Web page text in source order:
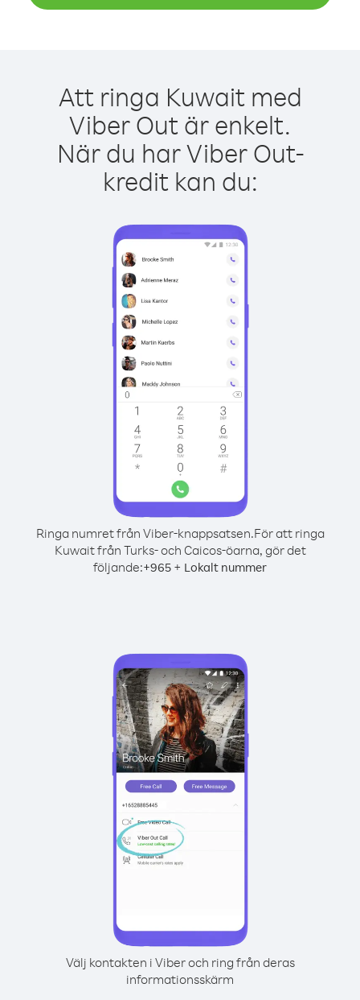
Att ringa Kuwait med
Viber Out är enkelt.
När du har Viber Out-
kredit kan du:
Ringa numret från Viber-knappsatsen.För att ringa
Kuwait från Turks- och Caicos-öarna, gör det
följande:+965 + Lokalt nummer
Välj kontakten i Viber och ring från deras
informationsskärm